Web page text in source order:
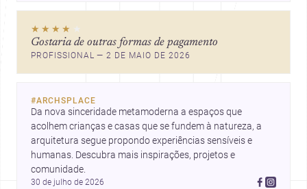
★★★★ ★
Gostaria de outras formas de pagamento
PROFISSIONAL — 2 DE MAIO DE 2026
#ARCHSPLACE
Da nova sinceridade metamoderna a espaços que
acolhem crianças e casas que se fundem à natureza, a
arquitetura segue propondo experiências sensíveis e
humanas. Descubra mais inspirações, projetos e
comunidade.
30 de julho de 2026